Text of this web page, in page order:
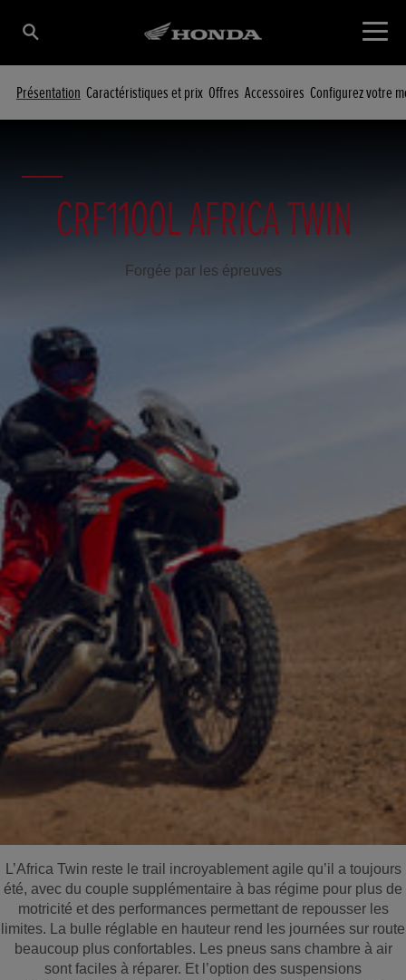
Présentation Caractéristiques et prix Offres Accessoires Configurez votre
CRF1100L AFRICA TWIN
Forgée par les épreuves
L’Africa Twin reste le trail incroyablement agile qu’il a toujours
été, avec du couple supplémentaire à bas régime pour plus de
motricité et des performances permettant de repousser les
limites. La bulle réglable en hauteur rend les journées sur route
beaucoup plus confortables. Les pneus sans chambre à air
sont faciles à réparer. Et l’option des suspensions